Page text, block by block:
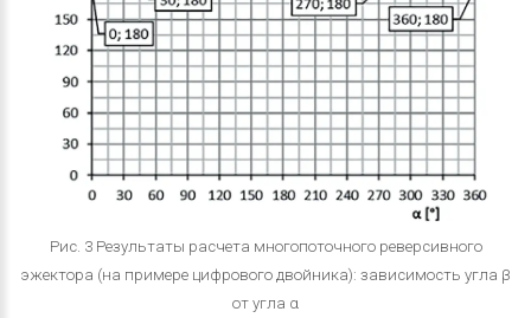
Рис. 3 Результаты расчета многопоточного реверсивного
эжектора (на примере цифрового двойника): зависимость угла β
от угла α